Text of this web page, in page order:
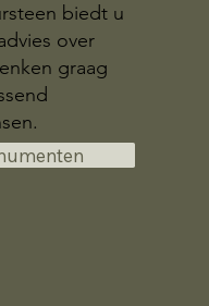
biedt u
over
graag